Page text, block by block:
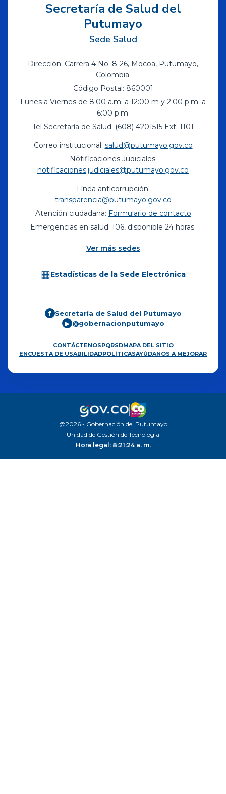
Secretaría de Salud del
Putumayo
Sede Salud
Dirección: Carrera 4 No. 8-26, Mocoa, Putumayo,
Colombia.
Código Postal: 860001
Lunes a Viernes de 8:00 a.m. a 12:00 m y 2:00 p.m. a
6:00 p.m.
Tel Secretaría de Salud: (608) 4201515 Ext. 1101
Correo institucional: salud@putumayo.gov.co
Notificaciones Judiciales:
notificaciones.judiciales@putumayo.gov.co
Línea anticorrupción:
transparencia@putumayo.gov.co
Atención ciudadana: Formulario de contacto
Emergencias en salud: 106, disponible 24 horas.
Ver más sedes
▦Estadísticas de la Sede Electrónica
f Secretaría de Salud del Putumayo
▶ @gobernacionputumayo
CONTÁCTENOSPQRSDMAPA DEL SITIO
ENCUESTA DE USABILIDADPOLÍTICASAYÚDANOS A MEJORAR
@2026 - Gobernación del Putumayo
Unidad de Gestión de Tecnología
Hora legal: 8:21:25 a. m.